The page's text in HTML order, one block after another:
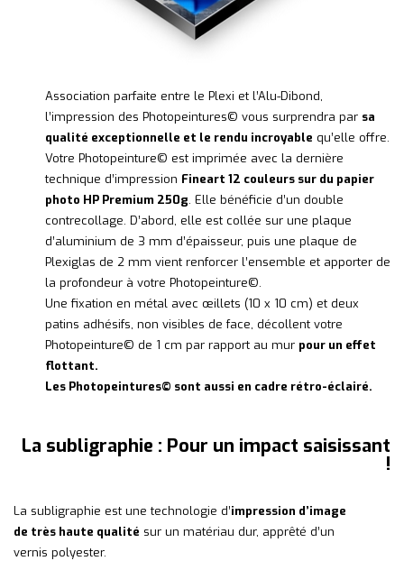
Association parfaite entre le Plexi et l’Alu-Dibond,
l’impression des Photopeintures© vous surprendra par sa
qualité exceptionnelle et le rendu incroyable qu’elle offre.
Votre Photopeinture© est imprimée avec la dernière
technique d’impression Fineart 12 couleurs sur du papier
photo HP Premium 250g. Elle bénéficie d’un double
contrecollage. D’abord, elle est collée sur une plaque
d’aluminium de 3 mm d’épaisseur, puis une plaque de
Plexiglas de 2 mm vient renforcer l’ensemble et apporter de
la profondeur à votre Photopeinture©.
Une fixation en métal avec œillets (10 x 10 cm) et deux
patins adhésifs, non visibles de face, décollent votre
Photopeinture© de 1 cm par rapport au mur pour un effet
flottant.
Les Photopeintures© sont aussi en cadre rétro-éclairé.
La subligraphie : Pour un impact saisissant
!
La subligraphie est une technologie d’impression d’image
de très haute qualité sur un matériau dur, apprêté d’un
vernis polyester.